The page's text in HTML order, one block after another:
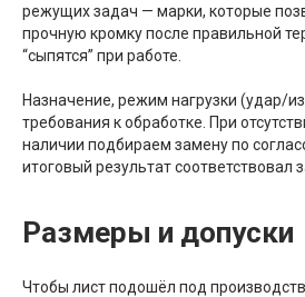
режущих задач — марки, которые
прочную кромку после правильной
“сыпятся” при работе.
Назначение, режим нагрузки (удар/
требования к обработке. При
наличии подбираем замену по
итоговый результат соответствовал
Размеры и допуски
Чтобы лист подошёл под